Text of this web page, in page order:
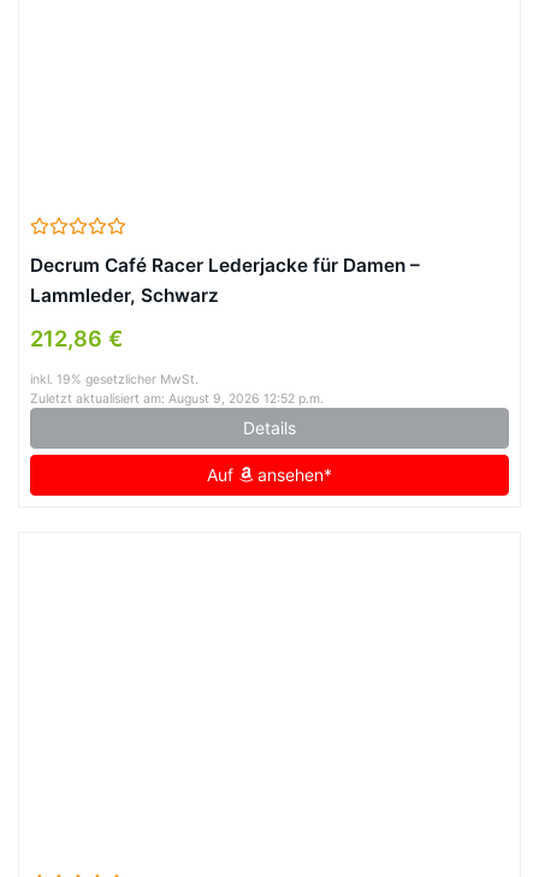
Decrum Café Racer Lederjacke für Damen –
Lammleder, Schwarz
212,86 €
inkl. 19% gesetzlicher MwSt.
Zuletzt aktualisiert am: August 9, 2026 12:52 p.m.
Details
Auf ansehen*